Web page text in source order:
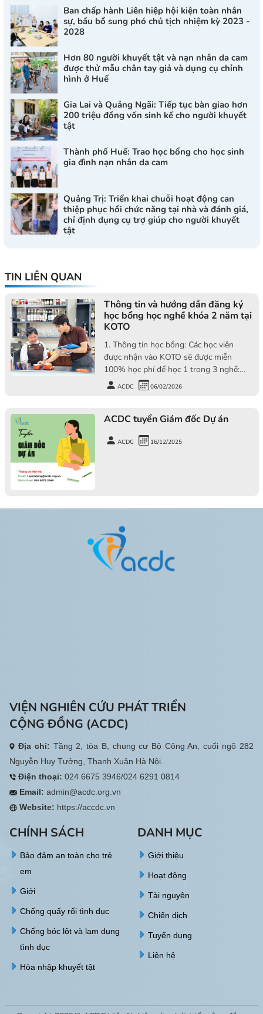
Ban chấp hành Liên hiệp hội kiện toàn nhân
sự, bầu bổ sung phó chủ tịch nhiệm kỳ 2023 -
2028
Hơn 80 người khuyết tật và nạn nhân da cam
được thử mẫu chân tay giả và dụng cụ chỉnh
hình ở Huế
Gia Lai và Quảng Ngãi: Tiếp tục bàn giao hơn
200 triệu đồng vốn sinh kế cho người khuyết
tật
Thành phố Huế: Trao học bổng cho học sinh
gia đình nạn nhân da cam
Quảng Trị: Triển khai chuỗi hoạt động can
thiệp phục hồi chức năng tại nhà và đánh giá,
chỉ định dụng cụ trợ giúp cho người khuyết
tật
TIN LIÊN QUAN
Thông tin và hướng dẫn đăng ký
học bổng học nghề khóa 2 năm tại
KOTO
1. Thông tin học bổng: Các học viên
được nhận vào KOTO sẽ được miễn
100% học phí để học 1 trong 3 nghề:
Nấu ăn thương mại, Nghiệp vụ nhà hàng
khách sạn và Làm bánh. Khóa học kéo
học tại KOTO, 6 tháng tiếp theo đi thực
tác của KOTO, 6 tháng cuối cùng quay lại
ACDC 06/02/2026
ACDC tuyển Giám đốc Dự án
ACDC 16/12/2025
VIỆN NGHIÊN CỨU PHÁT TRIỂN
CỘNG ĐỒNG (ACDC)
Địa chỉ: Tầng 2, tòa B, chung cư Bộ Công An, cuối ngõ 282
Nguyễn Huy Tưởng, Thanh Xuân Hà Nội.
Điện thoại: 024 6675 3946/024 6291 0814
Email: admin@acdc.org.vn
Website: https://accdc.vn
CHÍNH SÁCH
Bảo đảm an toàn cho trẻ
em
Giới
Chống quấy rối tình dục
Chống bóc lột và lạm dụng
tình dục
Hòa nhập khuyết tật
DANH MỤC
Giới thiệu
Hoạt động
Tài nguyên
Chiến dịch
Tuyển dụng
Liên hệ